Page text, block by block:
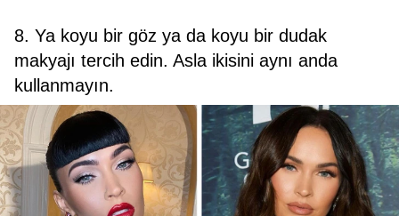
8. Ya koyu bir göz ya da koyu bir dudak
makyajı tercih edin. Asla ikisini aynı anda
kullanmayın.